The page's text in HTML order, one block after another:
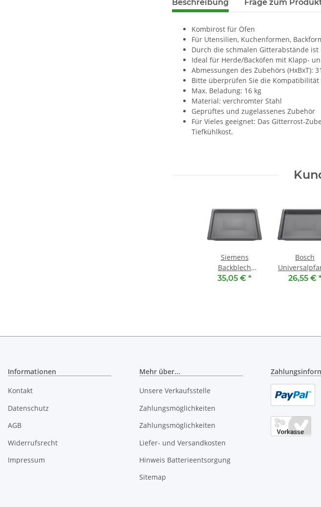
Beschreibung Frage zum
Kombirost für Öfen
Für Utensilien, Kuchenformen,
Durch die schmalen Gitterabstände
Ideal für Herde/Backöfen mit Klapp-
Abmessungen des Zubehörs (HxBxT):
Bitte überprüfen Sie die
Max. Beladung: 16 kg
Material: verchromter Stahl
Geprüftes und zugelassenes Zubehör
Für Vieles geeignet: Das Gitterrost-
Tiefkühlkost.
Siemens
Backblech
HZ531000
35,05 € *
Bosch
HEZ632070 (
26,55 €
Informationen
Kontakt
Datenschutz
AGB
Widerrufsrecht
Impressum
Mehr über...
Unsere Verkaufsstelle
Zahlungsmöglichkeiten
Zahlungsmöglichkeiten
Liefer- und Versandkosten
Hinweis Batterieentsorgung
Sitemap